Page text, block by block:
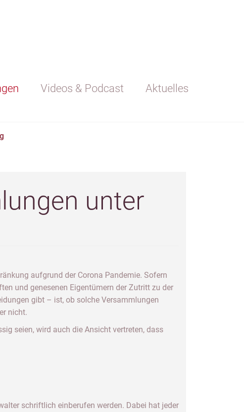
Videos & Podcast
Aktuelles
unter
aufgrund der Corona Pandemie. Sofern
und genesenen Eigentümern der Zutritt zu der
gibt – ist, ob solche Versammlungen
nicht.
seien, wird auch die Ansicht vertreten, dass
schriftlich einberufen werden. Dabei hat jeder